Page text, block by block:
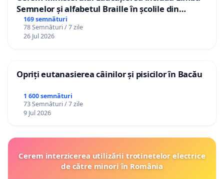
Semnelor și alfabetul Braille în școlile din
Republica Moldova!
169 semnături
78 Semnături / 7 zile
26 Jul 2026
Opriți eutanasierea câinilor și pisicilor în Bacău
1 600 semnături
73 Semnături / 7 zile
9 Jul 2026
Cerem interzicerea utilizării trotinetelor electrice
de către minori în România